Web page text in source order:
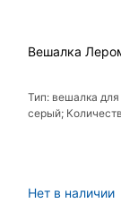
Вешалка
Тип: вешалка
серый;
Нет в наличии